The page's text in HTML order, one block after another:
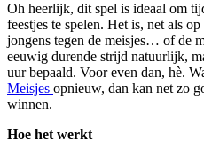
Oh heerlijk, dit spel is ideaal om
feestjes te spelen. Het is, net als
jongens tegen de meisjes… of de
eeuwig durende strijd natuurlijk,
uur bepaald. Voor even dan, hè.
Meisjes opnieuw, dan kan net zo
winnen.
Hoe het werkt